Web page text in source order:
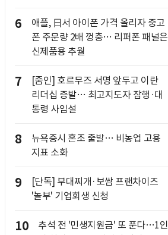
6
애플, 日서 아이폰 가격 올리자 중고
폰 주문량 2배 껑충… 리퍼폰 패널은
신제품용 추월
7
[줌인] 호르무즈 서명 앞두고 이란
리더십 증발… 최고지도자 잠행·대
통령 사임설
8
뉴욕증시 혼조 출발… 비농업 고용
지표 소화
9
[단독] 부대찌개·보쌈 프랜차이즈
'놀부' 기업회생 신청
10
추석 전 '민생지원금' 또 푼다…1인